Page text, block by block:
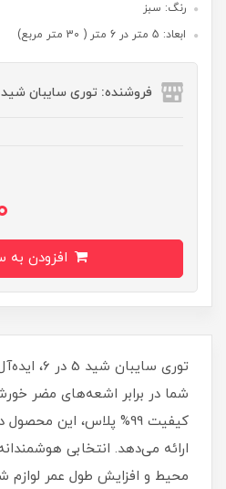
رنگ: سبز
ابعاد: 5 متر در 6 متر ( 30 متر مربع)
فروشنده: توری سایبان
توری
کیفیت 99% پلاس، این
ارائه می‌دهد. انتخابی
محیط و افزایش طول عمر